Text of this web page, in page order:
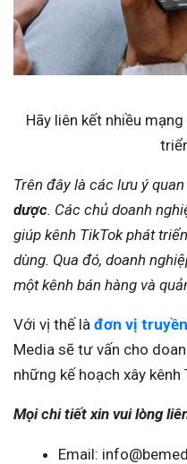
Hãy liên kết nhiều
Trên đây là các lưu ý
dược. Các chủ doanh
giúp kênh TikTok phát
dùng. Qua đó, doanh
một kênh bán hàng và
Với vị thế là đơn vị
Media sẽ tư vấn cho
những kế hoạch xây
Mọi chi tiết xin vui lòng
Email: